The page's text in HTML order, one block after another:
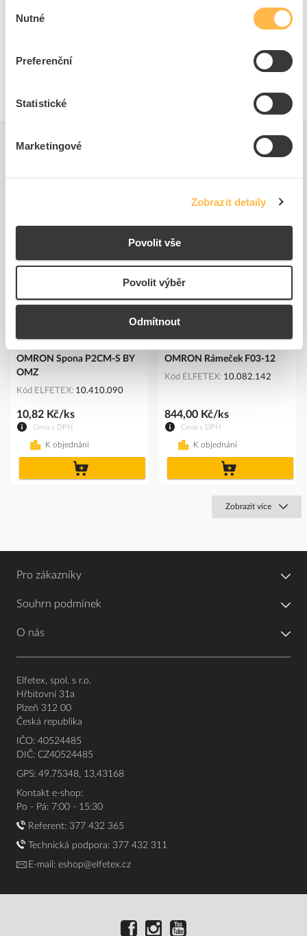
souhlasu
Nutné
Preferenční
Statistické
Marketingové
Zobrazit detaily
Povolit vše
Povolit výběr
Odmítnout
OMRON Spona P2CM-S BY
OMZ
Kód ELFETEX 10.410.090
Cena s DPH
10,82 Kč/ks
K objednání
OMRON Rámeček F03-12
Kód ELFETEX 10.082.142
Cena s DPH
844,00 Kč/ks
K objednání
Zobrazit více
Pro zákazníky
Souhrn podmínek
O nás
Elfetex, spol. s r.o.
Hřbitovní 31a
Plzeň 312 00
Česká republika
IČO: 40524485
DIČ: CZ40524485
GPS: 49.75348, 13.43168
Kontakt e-shop:
Po - Pá: 7:00 - 15:30
Referent: 377 432 365
Technická podpora: 377 432 311
E-mail: eshop@elfetex.cz